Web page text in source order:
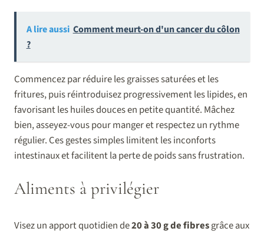
A lire aussi Comment meurt-on d'un cancer du côlon
?
Commencez par réduire les graisses saturées et les
fritures, puis réintroduisez progressivement les lipides, en
favorisant les huiles douces en petite quantité. Mâchez
bien, asseyez-vous pour manger et respectez un rythme
régulier. Ces gestes simples limitent les inconforts
intestinaux et facilitent la perte de poids sans frustration.
Aliments à privilégier
Visez un apport quotidien de20 à 30 g de fibresgrâce aux